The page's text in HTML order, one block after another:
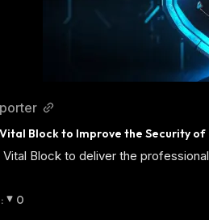
Block to Improve the Security
Block to deliver the
: 0